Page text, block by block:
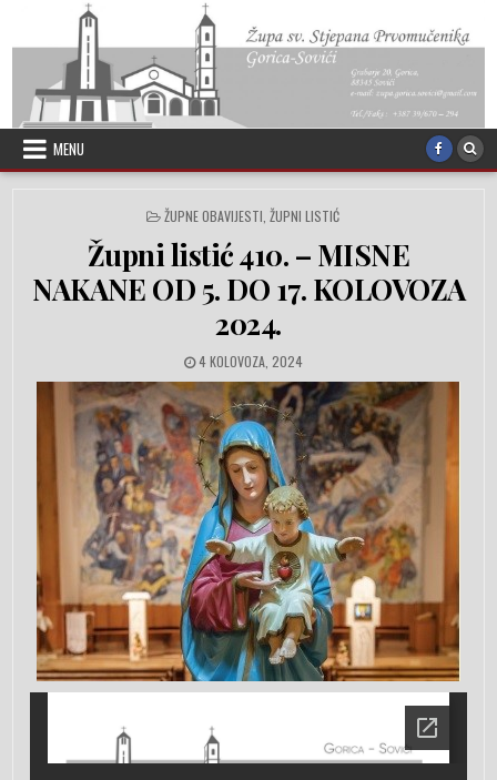
Skip to content
MENU
POSTED IN
ŽUPNE OBAVIJESTI, ŽUPNI LISTIĆ
Župni listić 410. – MISNE
NAKANE OD 5. DO 17. KOLOVOZA
2024.
PUBLISHED DATE:
4 KOLOVOZA, 2024